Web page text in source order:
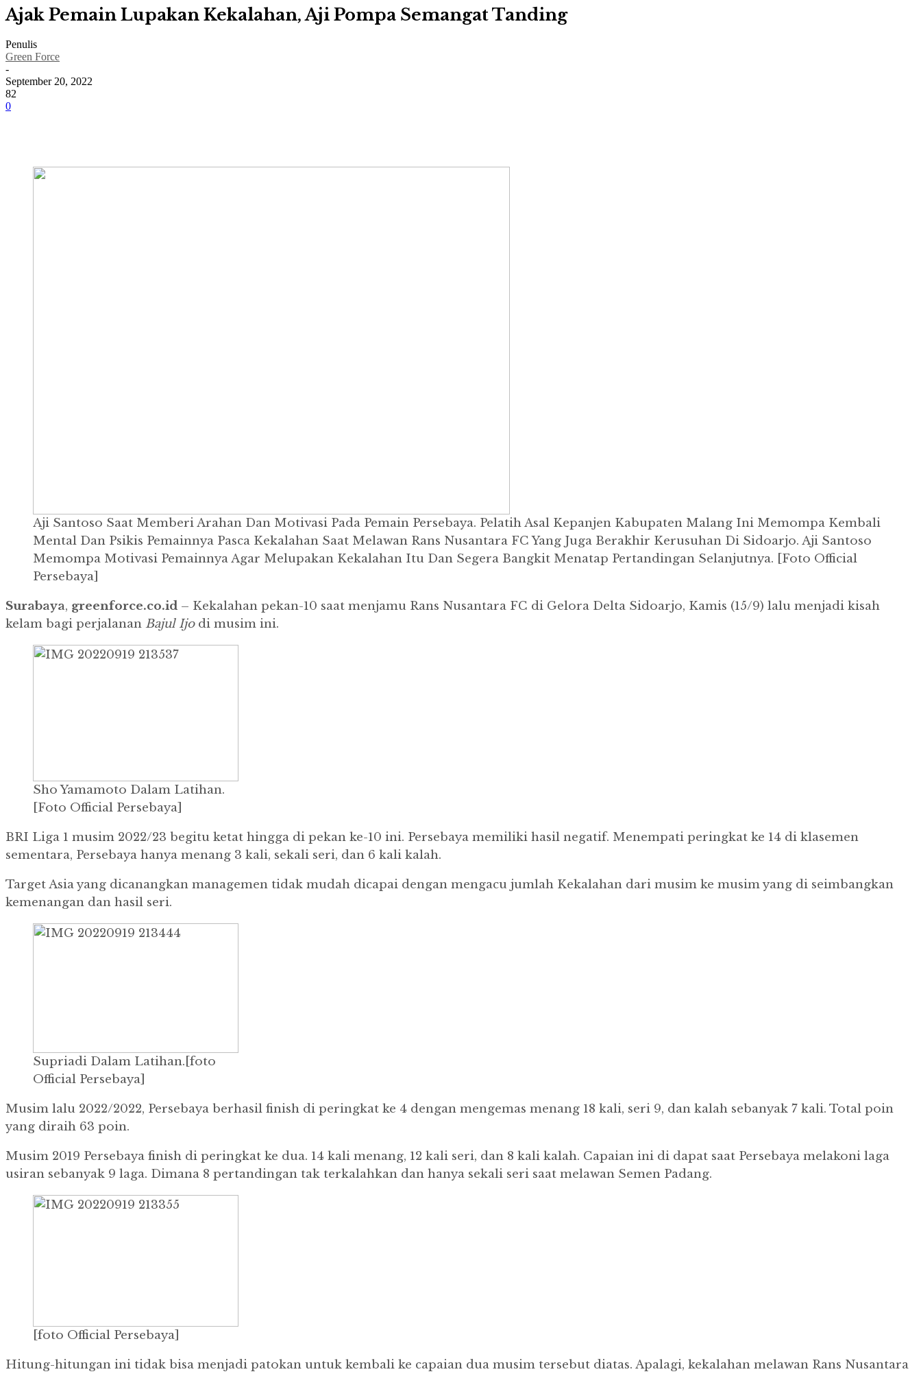
Ajak Pemain Lupakan Kekalahan, Aji Pompa Semangat Tanding
Penulis
Green Force
-
September 20, 2022
82
0
Aji Santoso Saat Memberi Arahan Dan Motivasi Pada Pemain Persebaya. Pelatih Asal Kepanjen Kabupaten Malang Ini Memompa Kembali
Mental Dan Psikis Pemainnya Pasca Kekalahan Saat Melawan Rans Nusantara FC Yang Juga Berakhir Kerusuhan Di Sidoarjo. Aji Santoso
Memompa Motivasi Pemainnya Agar Melupakan Kekalahan Itu Dan Segera Bangkit Menatap Pertandingan Selanjutnya. [Foto Official
Persebaya]
Surabaya, greenforce.co.id – Kekalahan pekan-10 saat menjamu Rans Nusantara FC di Gelora Delta Sidoarjo, Kamis (15/9) lalu menjadi kisah
kelam bagi perjalanan Bajul Ijodi musim ini.
Sho Yamamoto Dalam Latihan.
[Foto Official Persebaya]
BRI Liga 1 musim 2022/23 begitu ketat hingga di pekan ke-10 ini. Persebaya memiliki hasil negatif. Menempati peringkat ke 14 di klasemen
sementara, Persebaya hanya menang 3 kali, sekali seri, dan 6 kali kalah.
Target Asia yang dicanangkan managemen tidak mudah dicapai dengan mengacu jumlah Kekalahan dari musim ke musim yang di seimbangkan
kemenangan dan hasil seri.
Supriadi Dalam Latihan.[foto
Official Persebaya]
Musim lalu 2022/2022, Persebaya berhasil finish di peringkat ke 4 dengan mengemas menang 18 kali, seri 9, dan kalah sebanyak 7 kali. Total poin
yang diraih 63 poin.
Musim 2019 Persebaya finish di peringkat ke dua. 14 kali menang, 12 kali seri, dan 8 kali kalah. Capaian ini di dapat saat Persebaya melakoni laga
usiran sebanyak 9 laga. Dimana 8 pertandingan tak terkalahkan dan hanya sekali seri saat melawan Semen Padang.
[foto Official Persebaya]
Hitung-hitungan ini tidak bisa menjadi patokan untuk kembali ke capaian dua musim tersebut diatas. Apalagi, kekalahan melawan Rans Nusantara